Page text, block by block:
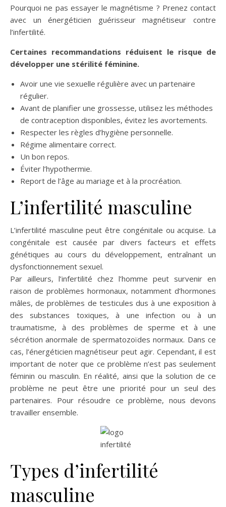
Pourquoi ne pas essayer le magnétisme ? Prenez contact
avec un énergéticien guérisseur magnétiseur contre
l’infertilité.
Certaines recommandations réduisent le risque de
développer une stérilité féminine.
Avoir une vie sexuelle régulière avec un partenaire
régulier.
Avant de planifier une grossesse, utilisez les méthodes
de contraception disponibles, évitez les avortements.
Respecter les règles d’hygiène personnelle.
Régime alimentaire correct.
Un bon repos.
Éviter l’hypothermie.
Report de l’âge au mariage et à la procréation.
L’infertilité masculine
L’infertilité masculine peut être congénitale ou acquise. La
congénitale est causée par divers facteurs et effets
génétiques au cours du développement, entraînant un
dysfonctionnement sexuel.
Par ailleurs, l’infertilité chez l’homme peut survenir en
raison de problèmes hormonaux, notamment d’hormones
mâles, de problèmes de testicules dus à une exposition à
des substances toxiques, à une infection ou à un
traumatisme, à des problèmes de sperme et à une
sécrétion anormale de spermatozoïdes normaux. Dans ce
cas, l’énergéticien magnétiseur peut agir. Cependant, il est
important de noter que ce problème n’est pas seulement
féminin ou masculin. En réalité, ainsi que la solution de ce
problème ne peut être une priorité pour un seul des
partenaires. Pour résoudre ce problème, nous devons
travailler ensemble.
Types d’infertilité
masculine